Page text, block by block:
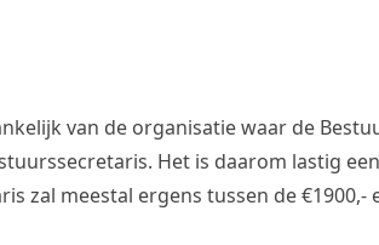
van de organisatie waar de
Het is daarom lastig
zal meestal ergens tussen de €1900,-